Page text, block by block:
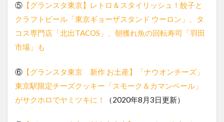
⑤ 【グランスタ東京】レトロ＆スタイリッシュ！餃子と
クラフトビール「東京ギョーザスタンド ウーロン」、タ
コス専門店「北出TACOS」、朝獲れ魚の回転寿司「羽田
市場」も
⑥ 【グランスタ東京 新作 お土産】「ナウオンチーズ」
東京駅限定チーズクッキー「スモーク＆カマンベール」
がサクホロでヤミツキに！
（2020年8月3日更新）